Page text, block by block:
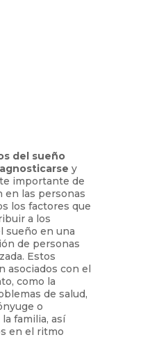
del sueño
y
importante de
en las personas
los factores que
a los
sueño en una
de personas
Estos
asociados con el
como la
de salud,
o
familia, así
en el ritmo